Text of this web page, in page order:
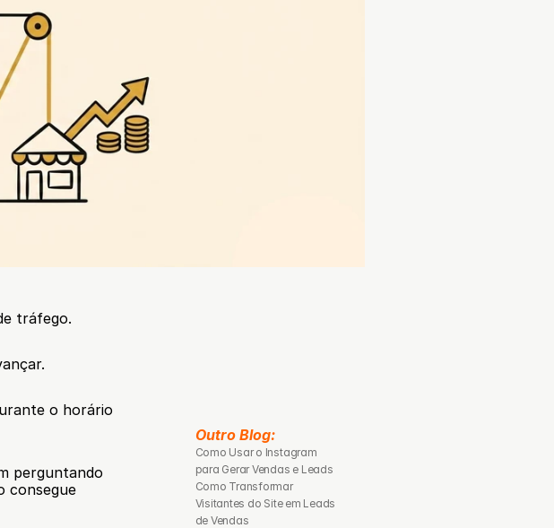
tráfego.
o horário
perguntando
consegue
Outro Blog:
Como Usar o Instagram
para Gerar Vendas e Leads
Como Transformar
Visitantes do Site em Leads
de Vendas